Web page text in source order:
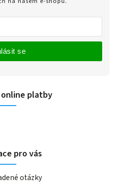
se
online platby
pro vás
otázky